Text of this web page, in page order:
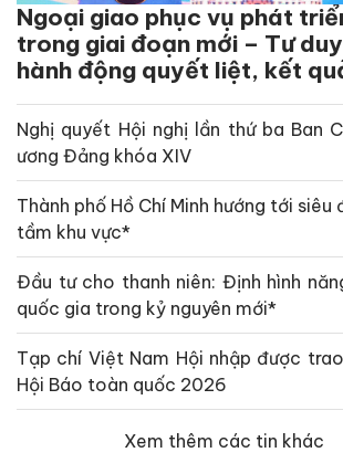
Ngoại giao phục vụ phát
trong giai đoạn mới – Tư
hành động quyết liệt, kết
Nghị quyết Hội nghị lần thứ ba Ban
ương Đảng khóa XIV
Thành phố Hồ Chí Minh hướng tới
tầm khu vực*
Đầu tư cho thanh niên: Định hình
quốc gia trong kỷ nguyên mới*
Tạp chí Việt Nam Hội nhập được
Hội Báo toàn quốc 2026
Xem thêm các tin khác